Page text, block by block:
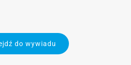
do wywiadu